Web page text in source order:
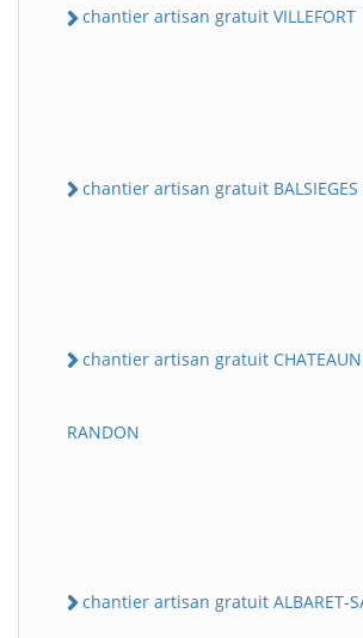
chantier artisan gratuit VILLEFORT
chantier artisan gratuit BALSIEGES
chantier artisan gratuit
RANDON
chantier artisan gratuit ALBARET-